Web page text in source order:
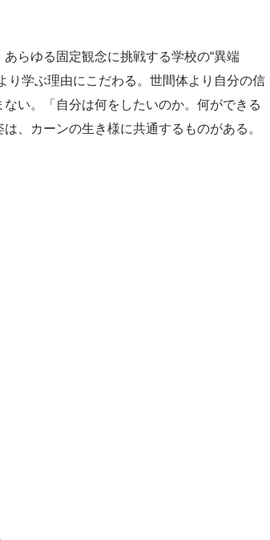
らゆる固定観念に挑戦する学校の“異端
り学ぶ理由にこだわる。世間体より自分の信
い。「自分は何をしたいのか。何ができる
、カーンの生き様に共通するものがある。